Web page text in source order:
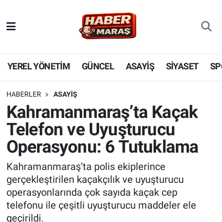
YEREL YÖNETİM GÜNCEL ASAYİŞ SİYASET
HABERLER ASAYİŞ
Kahramanmaraş’ta Kaçak
Telefon ve Uyuşturucu
Operasyonu: 6 Tutuklama
Kahramanmaraş’ta polis ekiplerince
gerçekleştirilen kaçakçılık ve uyuşturucu
operasyonlarında çok sayıda kaçak cep
telefonu ile çeşitli uyuşturucu maddeler ele
geçirildi.
YEREL YÖNETİM
GÜNCEL
BİLİM VE TEKNOLOJİ
KADIN AİLE
SPOR
DÜNYA
EKONOMİ
SİYASET
Nöbetçi Eczaneler
Hava Durumu
Trafik Durumu
Süper Lig Puan Durumu ve Fikstür
Tüm Manşetler
Son Dakika Haberleri
Haber Arşivi